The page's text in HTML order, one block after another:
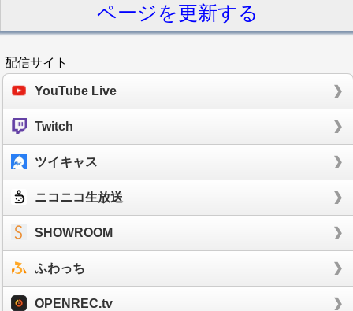
ページを更新する
配信サイト
YouTube Live
Twitch
ツイキャス
ニコニコ生放送
SHOWROOM
ふわっち
OPENREC.tv